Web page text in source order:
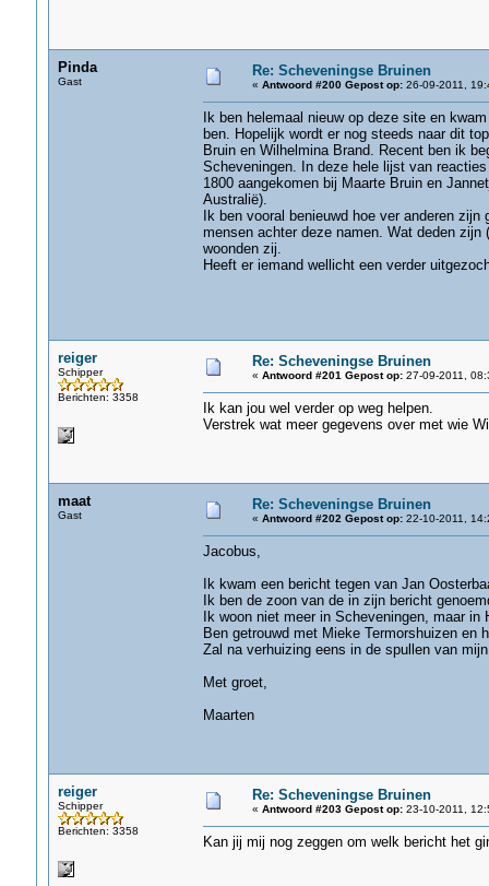
Pinda
Gast
Re: Scheveningse Bruinen
« Antwoord #200 Gepost op:26-09-2011,
Ik ben helemaal nieuw op deze site en
ben. Hopelijk wordt er nog steeds naar dit
Bruin en Wilhelmina Brand. Recent ben ik
Scheveningen. In deze hele lijst van
1800 aangekomen bij Maarte Bruin en
Australië).
Ik ben vooral benieuwd hoe ver anderen
mensen achter deze namen. Wat deden
woonden zij.
Heeft er iemand wellicht een verder
reiger
Schipper
Berichten: 3358
Re: Scheveningse Bruinen
« Antwoord #201 Gepost op:27-09-2011,
Ik kan jou wel verder op weg helpen.
Verstrek wat meer gegevens over met wie
maat
Gast
Re: Scheveningse Bruinen
« Antwoord #202 Gepost op:22-10-2011,
Jacobus,
Ik kwam een bericht tegen van Jan
Ik ben de zoon van de in zijn bericht
Ik woon niet meer in Scheveningen, maar in
Ben getrouwd met Mieke Termorshuizen en
Zal na verhuizing eens in de spullen van
Met groet,
Maarten
reiger
Schipper
Berichten: 3358
Re: Scheveningse Bruinen
« Antwoord #203 Gepost op:23-10-2011,
Kan jij mij nog zeggen om welk bericht het